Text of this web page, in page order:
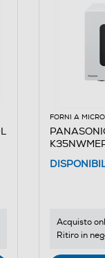
FORNI A
Acquisto
Ritiro in